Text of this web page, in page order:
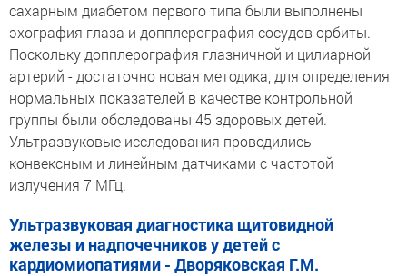
сахарным диабетом первого типа были выполнены
эхография глаза и допплерография сосудов орбиты.
Поскольку допплерография глазничной и цилиарной
артерий - достаточно новая методика, для определения
нормальных показателей в качестве контрольной
группы были обследованы 45 здоровых детей.
Ультразвуковые исследования проводились
конвексным и линейным датчиками с частотой
излучения 7 МГц.
Ультразвуковая диагностика щитовидной
железы и надпочечников у детей с
кардиомиопатиями - Дворяковская Г.М.